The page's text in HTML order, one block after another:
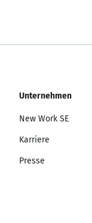
Unternehmen
New Work SE
Karriere
Presse